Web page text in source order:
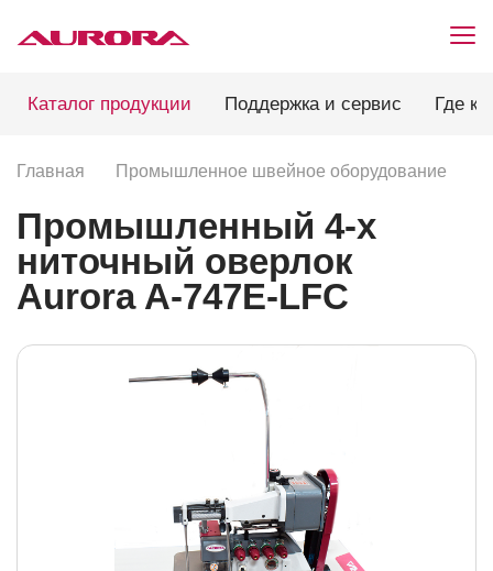
Каталог продукции Поддержка и сервис Где
Главная Промышленное швейное оборудование
Промышленный 4-х
ниточный оверлок
Aurora A-747E-LFC